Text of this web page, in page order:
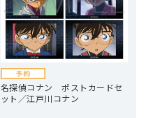
名探偵コナン ポストカードセ
ット／江戸川コナン